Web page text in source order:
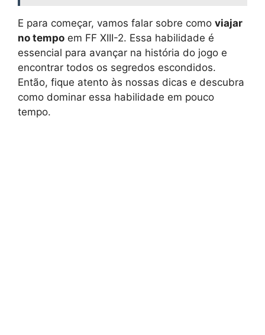
E para começar, vamos falar sobre como viajar
no tempo em FF XIII-2. Essa habilidade é
essencial para avançar na história do jogo e
encontrar todos os segredos escondidos.
Então, fique atento às nossas dicas e descubra
como dominar essa habilidade em pouco
tempo.